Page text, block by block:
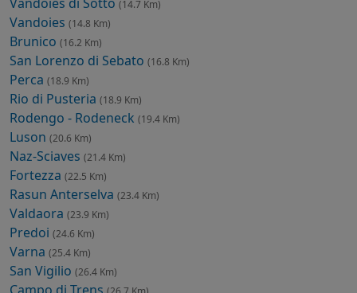
(14.7 Km)
Vandoies (14.8 Km)
Brunico (16.2 Km)
San Lorenzo di Sebato (16.8 Km)
Perca (18.9 Km)
Rio di Pusteria (18.9 Km)
Rodengo - Rodeneck (19.4 Km)
Luson (20.6 Km)
Naz-Sciaves (21.4 Km)
Fortezza (22.5 Km)
Rasun Anterselva (23.4 Km)
Valdaora (23.9 Km)
Predoi (24.6 Km)
Varna (25.4 Km)
San Vigilio (26.4 Km)
Campo di Trens